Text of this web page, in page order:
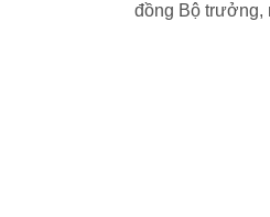
đồng Bộ trưởng,